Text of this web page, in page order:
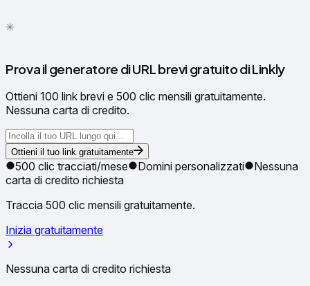
✳
Prova il generatore di URL brevi gratuito di Linkly
Ottieni 100 link brevi e 500 clic mensili gratuitamente.
Nessuna carta di credito.
Ottieni il tuo link gratuitamente
500 clic tracciati/mese Domini personalizzati
Nessuna
carta di credito richiesta
Traccia 500 clic mensili gratuitamente.
Inizia gratuitamente
Nessuna carta di credito richiesta